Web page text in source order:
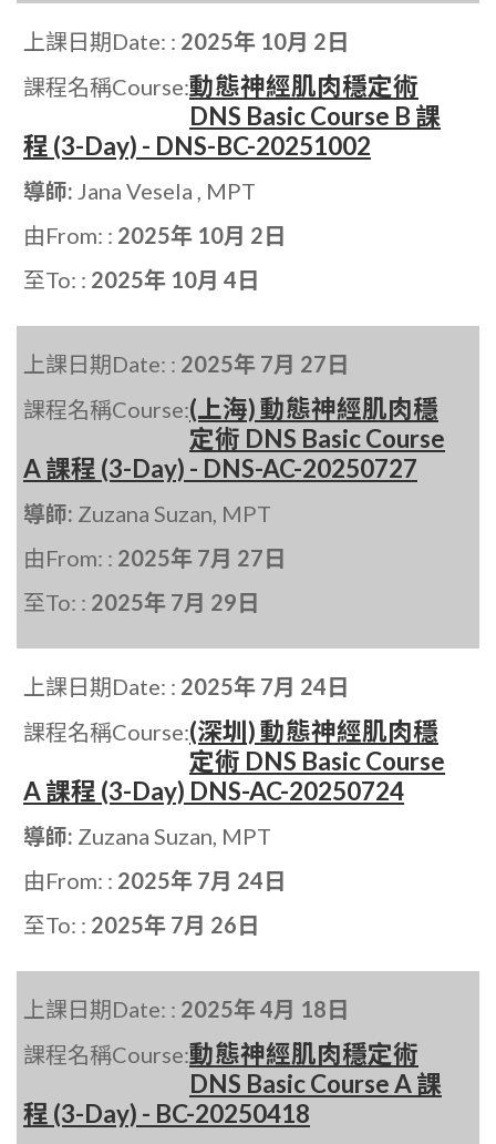
上課日期Date: : 2025年 10月 2日
課程名稱Course:動態神經肌肉穩定術
DNS Basic Course B 課
程 (3-Day) - DNS-BC-20251002
導師: Jana Vesela , MPT
由From: : 2025年 10月 2日
至To: : 2025年 10月 4日
上課日期Date: : 2025年 7月 27日
課程名稱Course:(上海) 動態神經肌肉穩
定術 DNS Basic Course
A 課程 (3-Day) - DNS-AC-20250727
導師: Zuzana Suzan, MPT
由From: : 2025年 7月 27日
至To: : 2025年 7月 29日
上課日期Date: : 2025年 7月 24日
課程名稱Course:(深圳) 動態神經肌肉穩
定術 DNS Basic Course
A 課程 (3-Day) DNS-AC-20250724
導師: Zuzana Suzan, MPT
由From: : 2025年 7月 24日
至To: : 2025年 7月 26日
上課日期Date: : 2025年 4月 18日
課程名稱Course:動態神經肌肉穩定術
DNS Basic Course A 課
程 (3-Day) - BC-20250418